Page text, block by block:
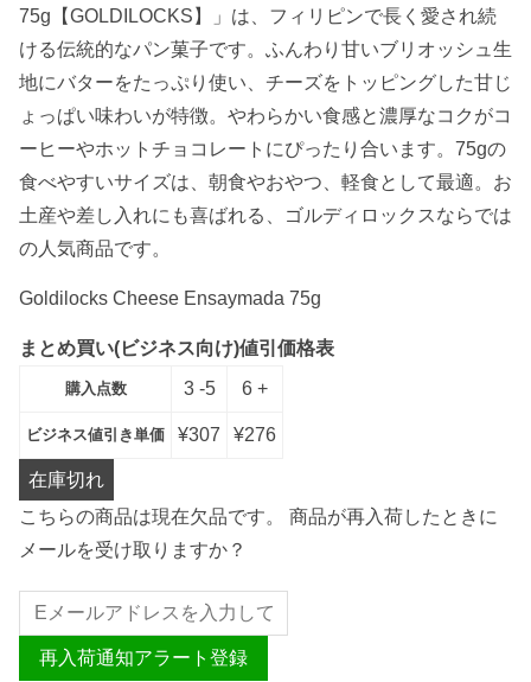
75g【GOLDILOCKS】」は、フィリピンで長く愛され続
ける伝統的なパン菓子です。ふんわり甘いブリオッシュ生
地にバターをたっぷり使い、チーズをトッピングした甘じ
ょっぱい味わいが特徴。やわらかい食感と濃厚なコクがコ
ーヒーやホットチョコレートにぴったり合います。75gの
食べやすいサイズは、朝食やおやつ、軽食として最適。お
土産や差し入れにも喜ばれる、ゴルディロックスならでは
の人気商品です。
Goldilocks Cheese Ensaymada 75g
まとめ買い(ビジネス向け)値引価格表
購入点数 3 -5 6 +
ビジネス値引き単価 ¥307 ¥276
在庫切れ
こちらの商品は現在欠品です。 商品が再入荷したときに
メールを受け取りますか？
再入荷通知アラート登録